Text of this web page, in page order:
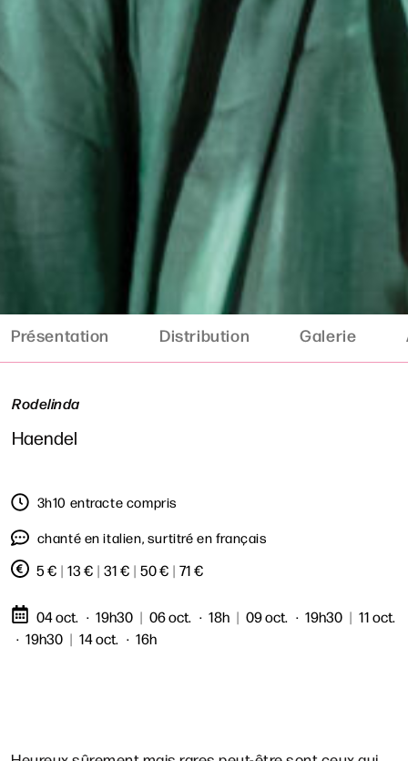
Présentation Distribution Galerie
Rodelinda
Haendel
3h10 entracte compris
chanté en italien, surtitré en français
5 € | 13 € | 31 € | 50 € | 71 €
04 oct. 19h30 | 06 oct. 18h | 09 oct. 19h30 | 11 oct.
19h30 | 14 oct. 16h